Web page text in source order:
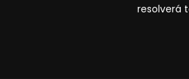
resolverá